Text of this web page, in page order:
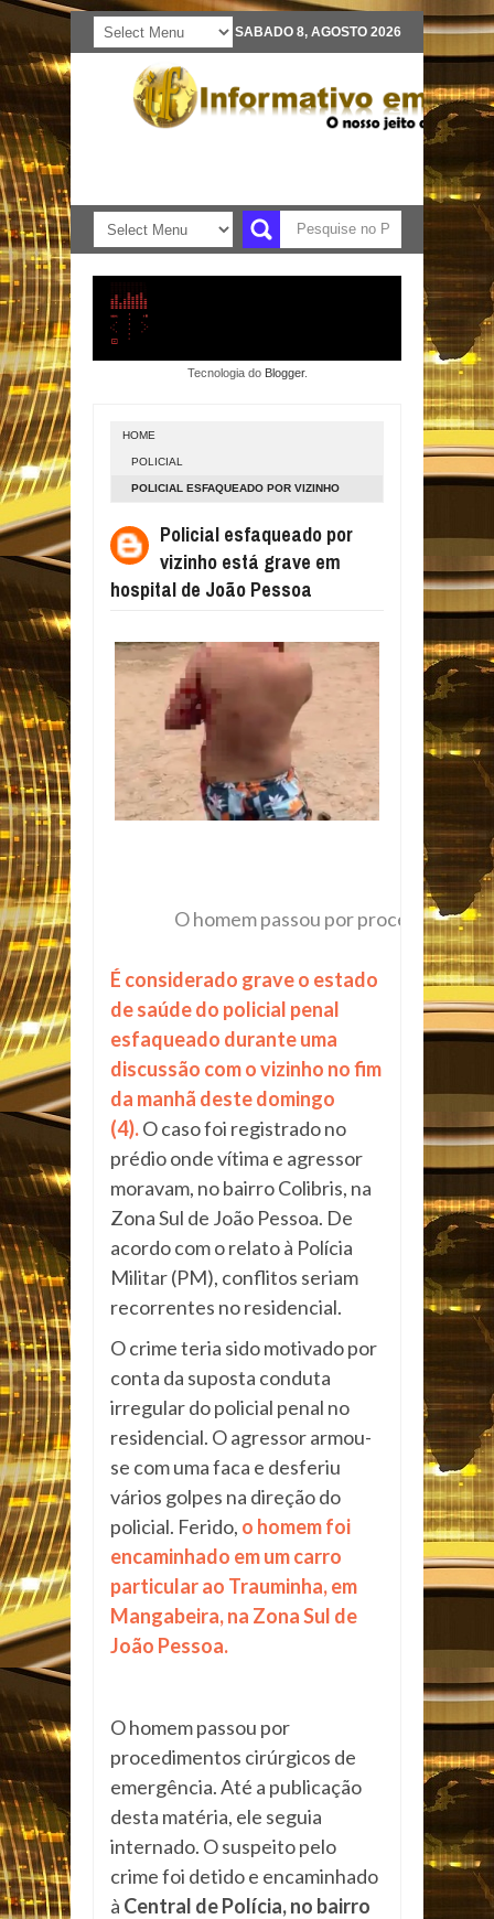
SABADO 8, AGOSTO 2026
Tecnologia do Blogger.
HOME
POLICIAL
POLICIAL ESFAQUEADO POR VIZINHO
PESSOAPolicial esfaqueado por
vizinho está grave em
hospital de João Pessoa
O homem passou por
É considerado grave o estado
de saúde do policial penal
esfaqueado durante uma
discussão com o vizinho no fim
da manhã deste domingo
(4).O caso foi registrado no
prédio onde vítima e agressor
moravam, no bairro Colibris, na
Zona Sul de João Pessoa. De
acordo com o relato à Polícia
Militar (PM), conflitos seriam
recorrentes no residencial.
O crime teria sido motivado por
conta da suposta conduta
irregular do policial penal no
residencial. O agressor armou-
se com uma faca e desferiu
vários golpes na direção do
policial. Ferido, o homem foi
encaminhado em um carro
particular ao Trauminha, em
Mangabeira, na Zona Sul de
João Pessoa.
O homem passou por
procedimentos cirúrgicos de
emergência. Até a publicação
desta matéria, ele seguia
internado. O suspeito pelo
crime foi detido e encaminhado
à Central de Polícia, no bairro